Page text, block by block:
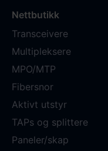
Nettbutikk
Transceivere
Multipleksere
MPO/MTP
Fibersnor
Aktivt utstyr
TAPs og splittere
Paneler/skap